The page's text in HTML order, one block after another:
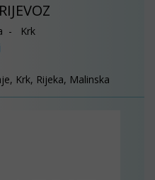
- Krk
Krk, Rijeka, Malinska